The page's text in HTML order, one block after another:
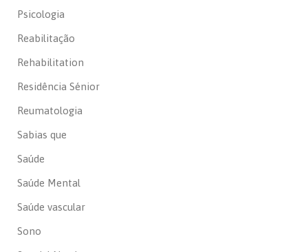
Psicologia
Reabilitação
Rehabilitation
Residência Sénior
Reumatologia
Sabias que
Saúde
Saúde Mental
Saúde vascular
Sono